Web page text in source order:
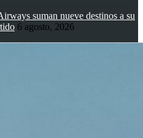
suman nueve destinos a su
6 agosto, 2026